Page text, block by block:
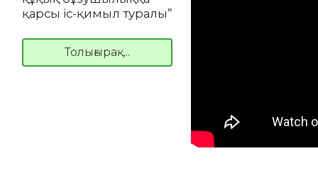
қарсы іс-қимыл туралы”
Толығырақ...